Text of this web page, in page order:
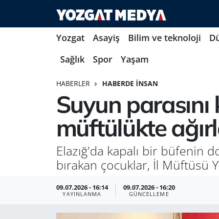
Yozgat Asayiş Bilim ve teknoloji
Sağlık
Spor Yaşam
HABERLER HABERDE İNSAN
Suyun
müftülükte
Elazığ'da kapalı bir büfenin
bırakan çocuklar, İl Müftüsü
09.07.2026 - 16:14
YAYINLANMA
09.07.2026 - 16:20
GÜNCELLEME